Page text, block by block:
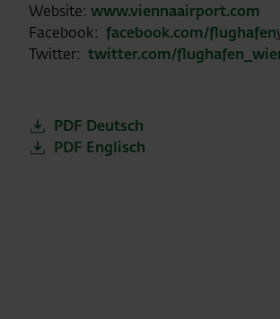
Website: www.viennaairport.com
Facebook: facebook.com/flughafen
Twitter: twitter.com/
PDF Deutsch
PDF Englisch